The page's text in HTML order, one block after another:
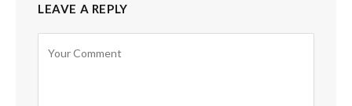
LEAVE A REPLY